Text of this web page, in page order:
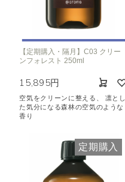
【定期購入・隔月】C03 クリー
ンフォレスト 250ml
15,895円
空気をクリーンに整える、 凛とし
た気分になる森林の空気のような
香り
定期購入